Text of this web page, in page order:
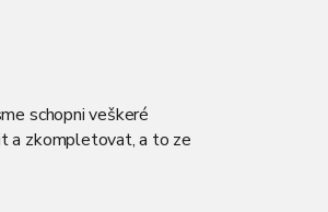
schopni veškeré
a zkompletovat, a to ze